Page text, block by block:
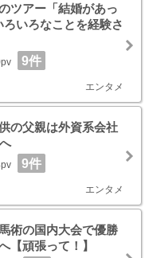
ツアー「結婚があっ
いろなことを経験さ
9件
エンタメ
の父親は外資系会社
9件
エンタメ
術の国内大会で優勝
【頑張って！】